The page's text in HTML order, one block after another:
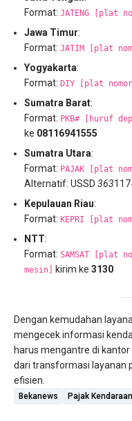
Format: JATENG [plat
Jawa Timur:
Format: JATIM [plat
Yogyakarta:
Format: DIY [plat nomor]
Sumatra Barat:
Format: PKB# [huruf
ke 08116941555
Sumatra Utara:
Format: PAJAK [plat
Alternatif: USSD 363
Kepulauan Riau:
Format: KEPRI [plat
NTT:
Format: SAMSAT [plat
mesin]
kirim ke 3130
Dengan kemudahan
mengecek informasi
harus mengantre di
dari transformasi layanan
efisien.
Bekanews Pajak Kendaraan